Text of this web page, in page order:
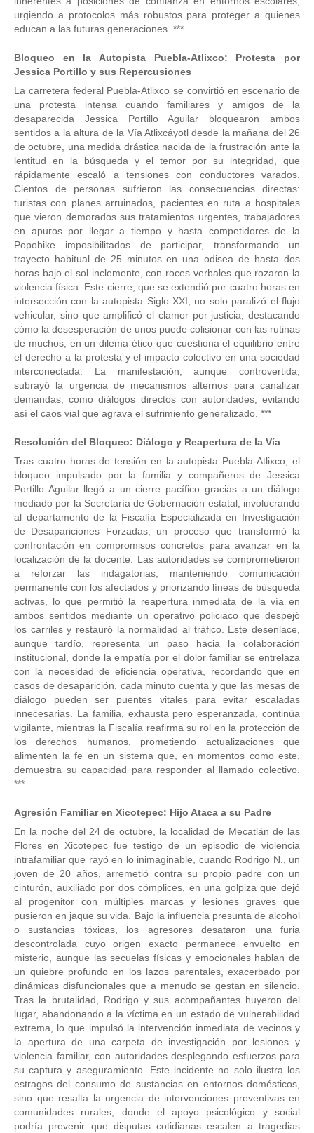
urgiendo a protocolos más robustos para proteger a quienes
educan a las futuras generaciones. ***
Bloqueo en la Autopista Puebla-Atlixco: Protesta por
Jessica Portillo y sus Repercusiones
La carretera federal Puebla-Atlixco se convirtió en escenario de
una protesta intensa cuando familiares y amigos de la
desaparecida Jessica Portillo Aguilar bloquearon ambos
sentidos a la altura de la Vía Atlixcáyotl desde la mañana del 26
de octubre, una medida drástica nacida de la frustración ante la
lentitud en la búsqueda y el temor por su integridad, que
rápidamente escaló a tensiones con conductores varados.
Cientos de personas sufrieron las consecuencias directas:
turistas con planes arruinados, pacientes en ruta a hospitales
que vieron demorados sus tratamientos urgentes, trabajadores
en apuros por llegar a tiempo y hasta competidores de la
Popobike imposibilitados de participar, transformando un
trayecto habitual de 25 minutos en una odisea de hasta dos
horas bajo el sol inclemente, con roces verbales que rozaron la
violencia física. Este cierre, que se extendió por cuatro horas en
intersección con la autopista Siglo XXI, no solo paralizó el flujo
vehicular, sino que amplificó el clamor por justicia, destacando
cómo la desesperación de unos puede colisionar con las rutinas
de muchos, en un dilema ético que cuestiona el equilibrio entre
el derecho a la protesta y el impacto colectivo en una sociedad
interconectada. La manifestación, aunque controvertida,
subrayó la urgencia de mecanismos alternos para canalizar
demandas, como diálogos directos con autoridades, evitando
así el caos vial que agrava el sufrimiento generalizado. ***
Resolución del Bloqueo: Diálogo y Reapertura de la Vía
Tras cuatro horas de tensión en la autopista Puebla-Atlixco, el
bloqueo impulsado por la familia y compañeros de Jessica
Portillo Aguilar llegó a un cierre pacífico gracias a un diálogo
mediado por la Secretaría de Gobernación estatal, involucrando
al departamento de la Fiscalía Especializada en Investigación
de Desapariciones Forzadas, un proceso que transformó la
confrontación en compromisos concretos para avanzar en la
localización de la docente. Las autoridades se comprometieron
a reforzar las indagatorias, manteniendo comunicación
permanente con los afectados y priorizando líneas de búsqueda
activas, lo que permitió la reapertura inmediata de la vía en
ambos sentidos mediante un operativo policiaco que despejó
los carriles y restauró la normalidad al tráfico. Este desenlace,
aunque tardío, representa un paso hacia la colaboración
institucional, donde la empatía por el dolor familiar se entrelaza
con la necesidad de eficiencia operativa, recordando que en
casos de desaparición, cada minuto cuenta y que las mesas de
diálogo pueden ser puentes vitales para evitar escaladas
innecesarias. La familia, exhausta pero esperanzada, continúa
vigilante, mientras la Fiscalía reafirma su rol en la protección de
los derechos humanos, prometiendo actualizaciones que
alimenten la fe en un sistema que, en momentos como este,
demuestra su capacidad para responder al llamado colectivo.
***
Agresión Familiar en Xicotepec: Hijo Ataca a su Padre
En la noche del 24 de octubre, la localidad de Mecatlán de las
Flores en Xicotepec fue testigo de un episodio de violencia
intrafamiliar que rayó en lo inimaginable, cuando Rodrigo N., un
joven de 20 años, arremetió contra su propio padre con un
cinturón, auxiliado por dos cómplices, en una golpiza que dejó
al progenitor con múltiples marcas y lesiones graves que
pusieron en jaque su vida. Bajo la influencia presunta de alcohol
o sustancias tóxicas, los agresores desataron una furia
descontrolada cuyo origen exacto permanece envuelto en
misterio, aunque las secuelas físicas y emocionales hablan de
un quiebre profundo en los lazos parentales, exacerbado por
dinámicas disfuncionales que a menudo se gestan en silencio.
Tras la brutalidad, Rodrigo y sus acompañantes huyeron del
lugar, abandonando a la víctima en un estado de vulnerabilidad
extrema, lo que impulsó la intervención inmediata de vecinos y
la apertura de una carpeta de investigación por lesiones y
violencia familiar, con autoridades desplegando esfuerzos para
su captura y aseguramiento. Este incidente no solo ilustra los
estragos del consumo de sustancias en entornos domésticos,
sino que resalta la urgencia de intervenciones preventivas en
comunidades rurales, donde el apoyo psicológico y social
podría prevenir que disputas cotidianas escalen a tragedias